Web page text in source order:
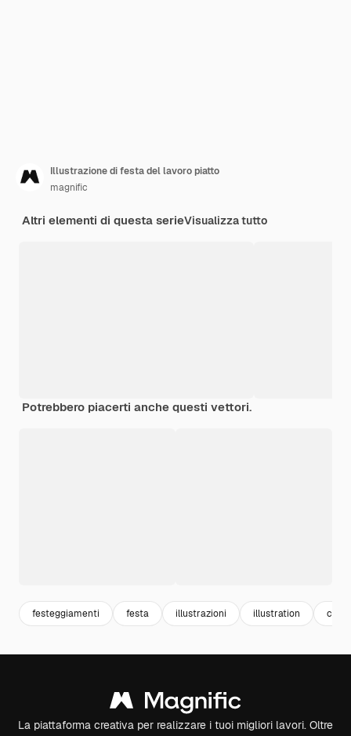
Illustrazione di festa del lavoro piatto
magnific
Altri elementi di questa serieVisualizza tutto
Potrebbero piacerti anche questi vettori.
festeggiamenti festa illustrazioni illustration
La piattaforma creativa per realizzare i tuoi migliori lavori. Oltre